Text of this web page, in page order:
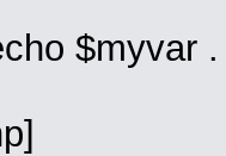
$myvar .